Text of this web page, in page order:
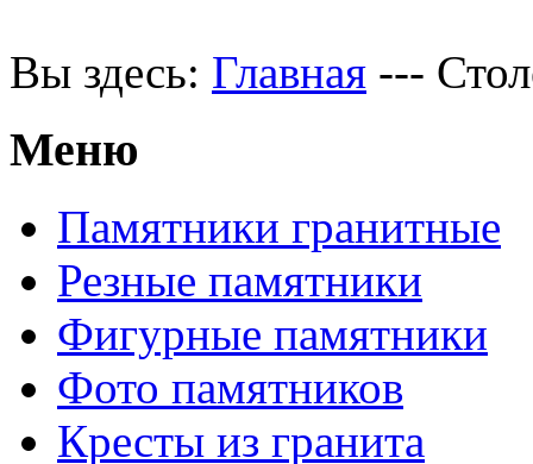
Вы здесь: Главная ---
Меню
Памятники гранитные
Резные памятники
Фигурные памятники
Фото памятников
Кресты из гранита